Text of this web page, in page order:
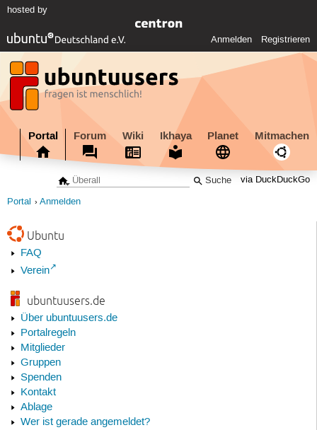
hosted by
Anmelden Registrieren
Portal Forum Wiki Ikhaya Planet Mitmachen
via DuckDuckGo
Portal Anmelden
Ubuntu
FAQ
Verein
ubuntuusers.de
Über ubuntuusers.de
Portalregeln
Mitglieder
Gruppen
Spenden
Kontakt
Ablage
Wer ist gerade angemeldet?